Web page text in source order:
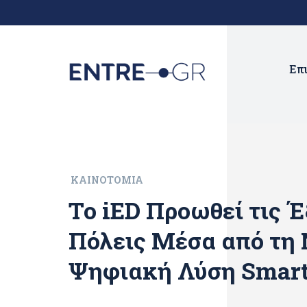
ΚΑΙΝΟΤΟΜΊΑ
Το iED Προωθεί τις
Πόλεις Mέσα από τη
Ψηφιακή Λύση